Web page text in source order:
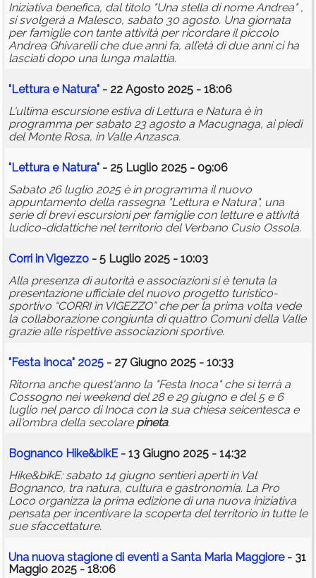
Iniziativa benefica, dal titolo "Una stella di nome Andrea" ,
si svolgerà a Malesco, sabato 30 agosto. Una giornata
per famiglie con tante attività per ricordare il piccolo
Andrea Ghivarelli che due anni fa, all’età di due anni ci ha
lasciati dopo una lunga malattia.
"Lettura e Natura" - 22 Agosto 2025 - 18:06
L'ultima escursione estiva di Lettura e Natura è in
programma per sabato 23 agosto a Macugnaga, ai piedi
del Monte Rosa, in Valle Anzasca.
"Lettura e Natura" - 25 Luglio 2025 - 09:06
Sabato 26 luglio 2025 è in programma il nuovo
appuntamento della rassegna "Lettura e Natura", una
serie di brevi escursioni per famiglie con letture e attività
ludico-didattiche nel territorio del Verbano Cusio Ossola.
Corri in Vigezzo - 5 Luglio 2025 - 10:03
Alla presenza di autorità e associazioni si è tenuta la
presentazione ufficiale del nuovo progetto turistico-
sportivo “CORRI in VIGEZZO” che per la prima volta vede
la collaborazione congiunta di quattro Comuni della Valle
grazie alle rispettive associazioni sportive.
"Festa Inoca" 2025 - 27 Giugno 2025 - 10:33
Ritorna anche quest'anno la "Festa Inoca" che si terrà a
Cossogno nei weekend del 28 e 29 giugno e del 5 e 6
luglio nel parco di Inoca con la sua chiesa seicentesca e
all'ombra della secolare pineta.
Bognanco Hike&bikE- 13 Giugno 2025 - 14:32
Hike&bikE: sabato 14 giugno sentieri aperti in Val
Bognanco, tra natura, cultura e gastronomia. La Pro
Loco organizza la prima edizione di una nuova iniziativa
pensata per incentivare la scoperta del territorio in tutte le
sue sfaccettature.
Una nuova stagione di eventi a Santa Maria Maggiore- 31
Maggio 2025 - 18:06